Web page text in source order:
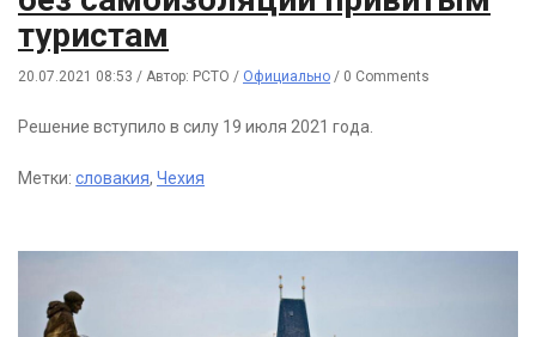
туристам
20.07.2021 08:53 / Автор: РСТО / Официально / 0 Comments
Решение вступило в силу 19 июля 2021 года.
Метки: словакия, Чехия